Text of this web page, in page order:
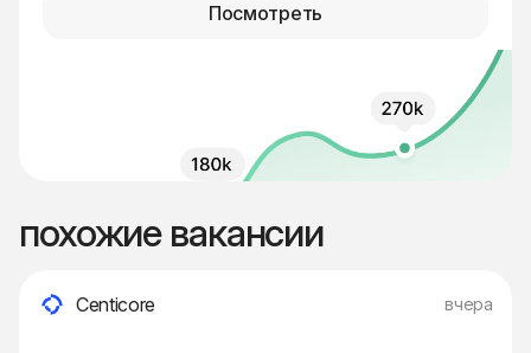
Посмотреть
похожие вакансии
Centicore вчера